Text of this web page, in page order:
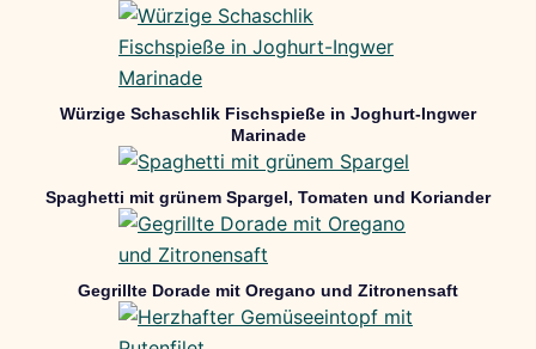
Würzige Schaschlik Fischspieße in Joghurt-Ingwer
Marinade
Spaghetti mit grünem Spargel, Tomaten und Koriander
Gegrillte Dorade mit Oregano und Zitronensaft